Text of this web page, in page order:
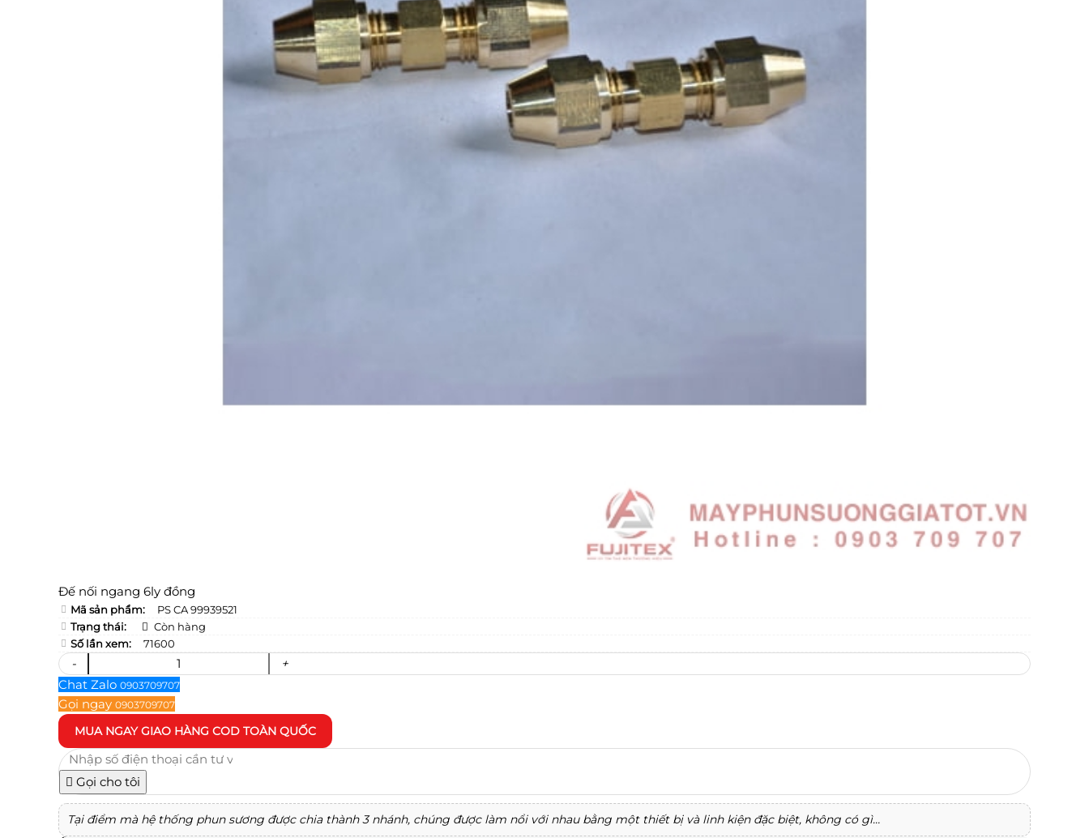
Đế nối ngang 6ly đồng
Mã sản phẩm:
PS CA 99939521
Trạng thái:
Còn hàng
Số lần xem:
71600
-
+
Chat Zalo 0903709707
Gọi ngay 0903709707
MUA NGAY GIAO HÀNG COD TOÀN QUỐC
Gọi cho tôi
Tại điểm mà hệ thống phun sương được chia thành 3 nhánh, chúng được làm nổi với nhau bằng một thiết bị và linh kiện đặc biệt, không có gì…